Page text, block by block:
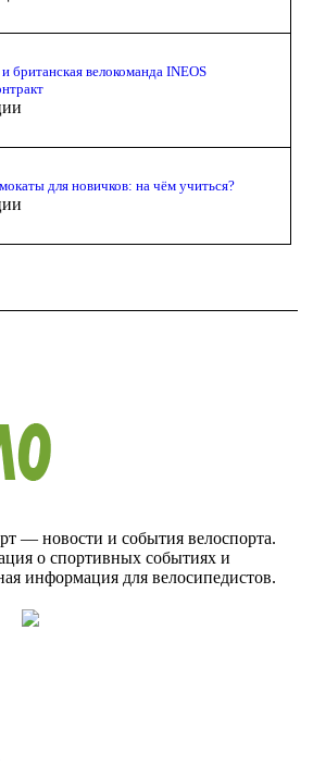
британская велокоманда INEOS
для новичков: на чём учиться?
— новости и события велоспорта.
о спортивных событиях и
информация для велосипедистов.